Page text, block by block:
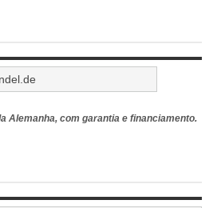
Alemanha, com garantia e financiamento.